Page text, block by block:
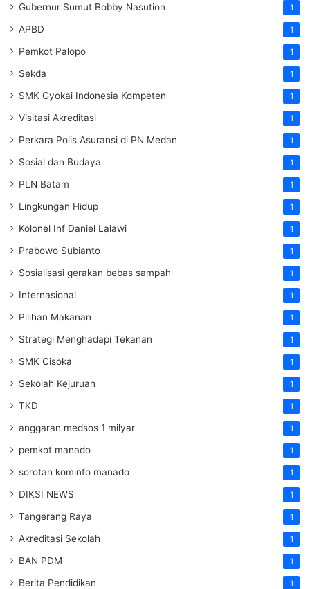
Gubernur Sumut Bobby Nasution 1
APBD 1
Pemkot Palopo 1
Sekda 1
SMK Gyokai Indonesia Kompeten 1
Visitasi Akreditasi 1
Perkara Polis Asuransi di PN Medan 1
Sosial dan Budaya 1
PLN Batam 1
Lingkungan Hidup 1
Kolonel Inf Daniel Lalawi 1
Prabowo Subianto 1
Sosialisasi gerakan bebas sampah 1
Internasional 1
Pilihan Makanan 1
Strategi Menghadapi Tekanan 1
SMK Cisoka 1
Sekolah Kejuruan 1
TKD 1
anggaran medsos 1 milyar 1
pemkot manado 1
sorotan kominfo manado 1
DIKSI NEWS 1
Tangerang Raya 1
Akreditasi Sekolah 1
BAN PDM 1
Berita Pendidikan 1